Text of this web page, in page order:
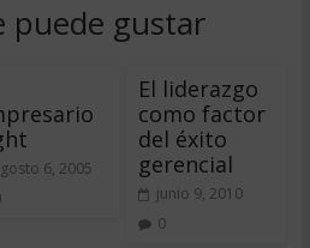
puede gustar
6, 2005
El liderazgo
como factor
del éxito
gerencial
junio 9, 2010
0